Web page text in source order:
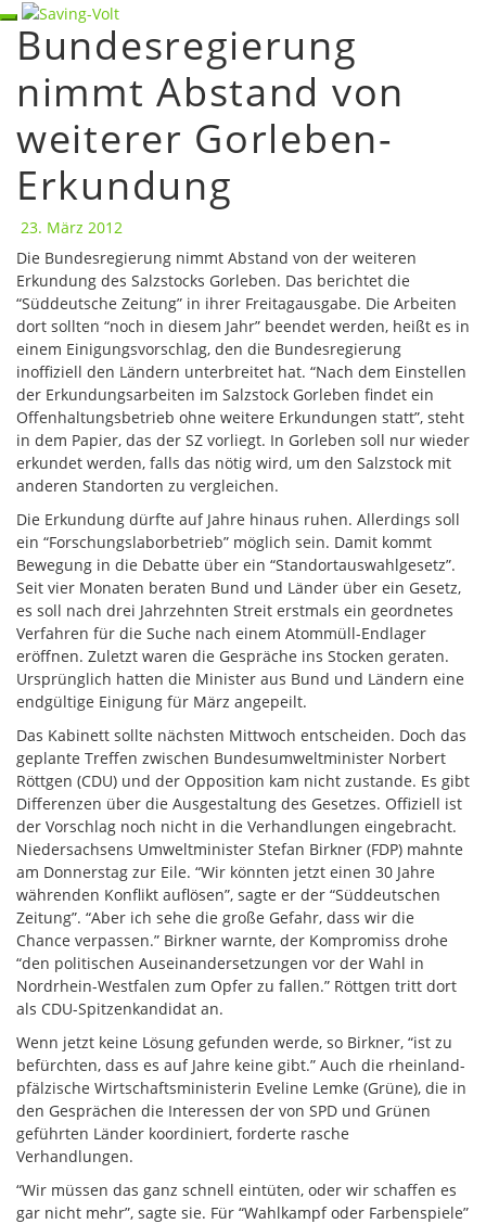
Skip
content
Toggle navigation
Bundesregierung
nimmt
Abstand
von
weiterer
Gorleben-
Erkundung
Bundesregierung
nimmt Abstand von
weiterer Gorleben-
Erkundung
23. März 2012
Die Bundesregierung nimmt Abstand von der weiteren
Erkundung des Salzstocks Gorleben. Das berichtet die
“Süddeutsche Zeitung” in ihrer Freitagausgabe. Die Arbeiten
dort sollten “noch in diesem Jahr” beendet werden, heißt es in
einem Einigungsvorschlag, den die Bundesregierung
inoffiziell den Ländern unterbreitet hat. “Nach dem Einstellen
der Erkundungsarbeiten im Salzstock Gorleben findet ein
Offenhaltungsbetrieb ohne weitere Erkundungen statt”, steht
in dem Papier, das der SZ vorliegt. In Gorleben soll nur wieder
erkundet werden, falls das nötig wird, um den Salzstock mit
anderen Standorten zu vergleichen.
Die Erkundung dürfte auf Jahre hinaus ruhen. Allerdings soll
ein “Forschungslaborbetrieb” möglich sein. Damit kommt
Bewegung in die Debatte über ein “Standortauswahlgesetz”.
Seit vier Monaten beraten Bund und Länder über ein Gesetz,
es soll nach drei Jahrzehnten Streit erstmals ein geordnetes
Verfahren für die Suche nach einem Atommüll-Endlager
eröffnen. Zuletzt waren die Gespräche ins Stocken geraten.
Ursprünglich hatten die Minister aus Bund und Ländern eine
endgültige Einigung für März angepeilt.
Das Kabinett sollte nächsten Mittwoch entscheiden. Doch das
geplante Treffen zwischen Bundesumweltminister Norbert
Röttgen (CDU) und der Opposition kam nicht zustande. Es gibt
Differenzen über die Ausgestaltung des Gesetzes. Offiziell ist
der Vorschlag noch nicht in die Verhandlungen eingebracht.
Niedersachsens Umweltminister Stefan Birkner (FDP) mahnte
am Donnerstag zur Eile. “Wir könnten jetzt einen 30 Jahre
währenden Konflikt auflösen”, sagte er der “Süddeutschen
Zeitung”. “Aber ich sehe die große Gefahr, dass wir die
Chance verpassen.” Birkner warnte, der Kompromiss drohe
“den politischen Auseinandersetzungen vor der Wahl in
Nordrhein-Westfalen zum Opfer zu fallen.” Röttgen tritt dort
als CDU-Spitzenkandidat an.
Wenn jetzt keine Lösung gefunden werde, so Birkner, “ist zu
befürchten, dass es auf Jahre keine gibt.” Auch die rheinland-
pfälzische Wirtschaftsministerin Eveline Lemke (Grüne), die in
den Gesprächen die Interessen der von SPD und Grünen
geführten Länder koordiniert, forderte rasche
Verhandlungen.
“Wir müssen das ganz schnell eintüten, oder wir schaffen es
gar nicht mehr”, sagte sie. Für “Wahlkampf oder Farbenspiele”